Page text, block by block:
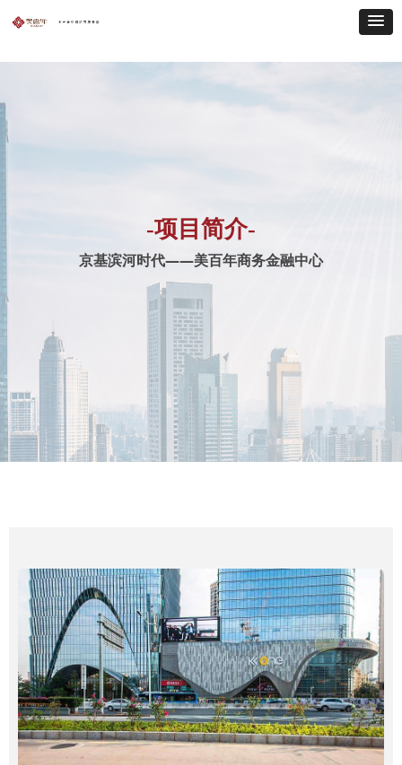
-项目简介-
京基滨河时代——美百年商务金融中心